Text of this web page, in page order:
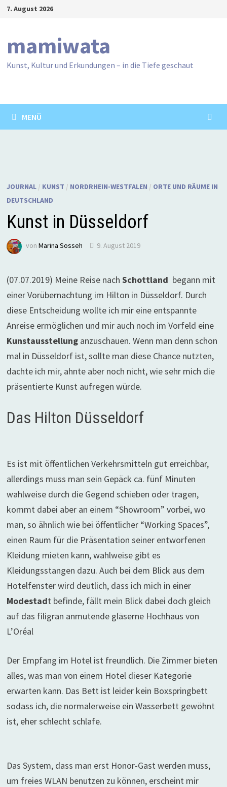
Zum7. August 2026
mamiwata
Kunst, Kultur und Erkundungen – in die Tiefe geschaut
MENÜ
JOURNAL/ KUNST / NORDRHEIN-WESTFALEN / ORTE UND RÄUME IN
DEUTSCHLAND
Kunst in Düsseldorf
von Marina Sosseh 9. August 2019
(07.07.2019) Meine Reise nach Schottland begann mit
einer Vorübernachtung im Hilton in Düsseldorf. Durch
diese Entscheidung wollte ich mir eine entspannte
Anreise ermöglichen und mir auch noch im Vorfeld eine
Kunstausstellunganzuschauen. Wenn man denn schon
mal in Düsseldorf ist, sollte man diese Chance nutzten,
dachte ich mir, ahnte aber noch nicht, wie sehr mich die
präsentierte Kunst aufregen würde.
Das Hilton Düsseldorf
Es ist mit öffentlichen Verkehrsmitteln gut erreichbar,
allerdings muss man sein Gepäck ca. fünf Minuten
wahlweise durch die Gegend schieben oder tragen,
kommt dabei aber an einem “Showroom” vorbei, wo
man, so ähnlich wie bei öffentlicher “Working Spaces”,
einen Raum für die Präsentation seiner entworfenen
Kleidung mieten kann, wahlweise gibt es
Kleidungsstangen dazu. Auch bei dem Blick aus dem
Hotelfenster wird deutlich, dass ich mich in einer
Modestadt befinde, fällt mein Blick dabei doch gleich
auf das filigran anmutende gläserne Hochhaus von
L’Oréal
Der Empfang im Hotel ist freundlich. Die Zimmer bieten
alles, was man von einem Hotel dieser Kategorie
erwarten kann. Das Bett ist leider kein Boxspringbett
sodass ich, die normalerweise ein Wasserbett gewöhnt
ist, eher schlecht schlafe.
Das System, dass man erst Honor-Gast werden muss,
um freies WLAN benutzen zu können, erscheint mir